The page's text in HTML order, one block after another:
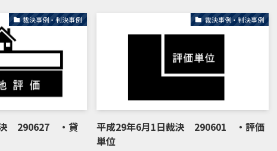
裁決事例・判決事例
決 290627 ・貸
裁決事例・判決事例
平成29年6月1日裁決 290601 ・評価
単位